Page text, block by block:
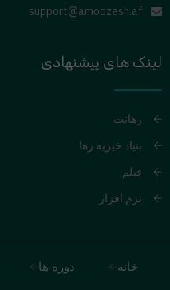
support@amoozesh.af
لینک های پیشنهادی
رهانت
بنیاد خیریه رها
فیلم
نرم افزار
خانه دوره ها